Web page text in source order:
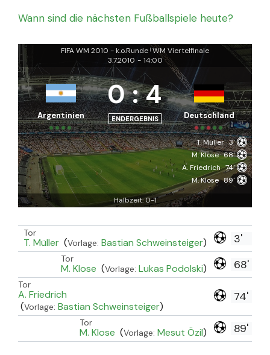
Wann sind die nächsten Fußballspiele heute?
FIFA WM 2010 - k.o.Runde | WM Viertelfinale
3.7.2010 - 14:00
Argentinien
0: 4
ENDERGEBNIS Deutschland
T. Müller 3'
M. Klose 68'
A. Friedrich 74'
M. Klose 89'
Halbzeit: 0-1
3'
Tor
T. Müller (Vorlage: Bastian Schweinsteiger)
68'
Tor
M. Klose (Vorlage: Lukas Podolski)
74'
Tor
A. Friedrich
(Vorlage: Bastian Schweinsteiger)
89'
Tor
M. Klose (Vorlage: Mesut Özil)